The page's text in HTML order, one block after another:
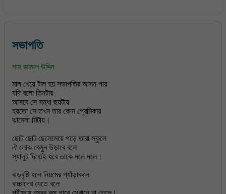
সভাপতি
শাহ জামাল উদ্দিন
মাল খেয়ে টাল হয় সভাপতির আসন পায়
যদি বলো তিনটায়
আসবে সে সন্ধা ছয়টায়
হয়তো সে তখন তার কোন প্রেমিকার
ঝামেলা মিটায়।
ছোট ছোট ছেলেমেয়ে পড়ে তারা স্কুলে
ঐ লোক বেলুন উড়াবে বলে
স্যালুট দিতেই হবে তাকে দলে দলে।
ঝড়বৃষ্টি হলে নিয়মের গ্যাঁড়াকলে
বাচ্চাদের যেতে বলে